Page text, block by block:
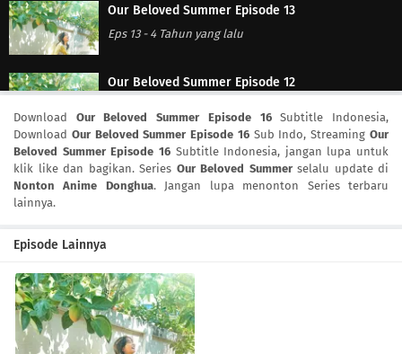
Our Beloved Summer Episode 13
Eps 13- 4 Tahun yang lalu
Our Beloved Summer Episode 12
Our Beloved Summer Episode 11
Eps 11
Our Beloved Summer Episode 9
Eps 9-4 Tahun yang lalu
Download Our Beloved Summer Episode 16Subtitle Indonesia,
Download Our Beloved Summer Episode 16Sub Indo, StreamingOur
Beloved Summer Episode 16Subtitle Indonesia, jangan lupa untuk
klik like dan bagikan. Series Our Beloved Summerselalu update di
Nonton Anime Donghua. Jangan lupa menonton Series terbaru
lainnya.
Episode Lainnya